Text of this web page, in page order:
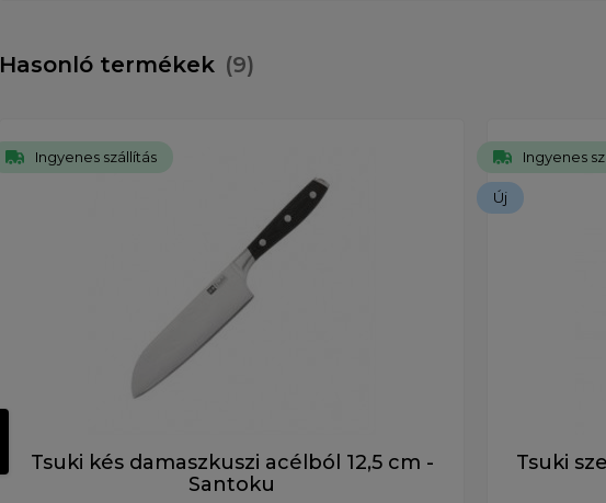
Hasonló termékek (9)
Ingyenes szállítás
Tsuki kés damaszkuszi acélból 12,5 cm -
Santoku
Ingyenes
Új
Tsuki